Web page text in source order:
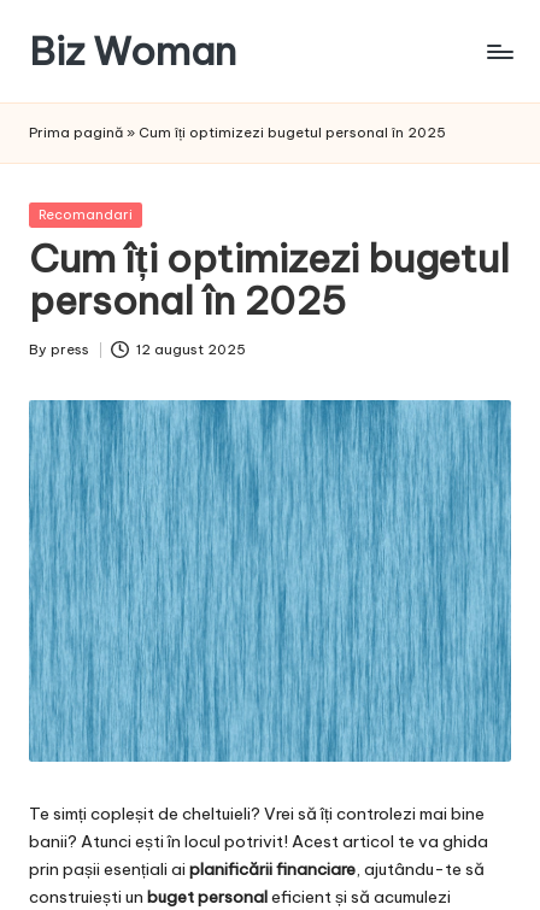
content
Biz Woman
succesul
Prima pagină » Cum îți optimizezi bugetul personal în 2025
Posted
Recomandari
Cum îți optimizezi bugetul
personal în 2025
Posted
By press 12 august 2025
Te simți copleșit de cheltuieli? Vrei să îți controlezi mai bine
banii? Atunci ești în locul potrivit! Acest articol te va ghida
prin pașii esențiali ai planificării financiare, ajutându-te să
construiești un buget personaleficient și să acumulezi